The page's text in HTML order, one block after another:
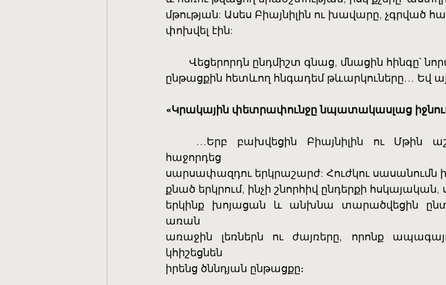
մթության: Ասես Բիայնիլին ու խավարը, չգրված
փոխվել էին:
Վեցերորդն ընդմիշտ գնաց, մնացին հինգը՝
ընթացքին հետևող հնգադեմ թևարկուները… Եվ
«Կրակային փետրափունջը նպատակասլաց
հաջորդեց
սարսափազդու երկրաշարժ: Հուժկու սասանումն
քնած երկրում, ինչի շնորհիվ ընդերքի
երկինք խոյացան և անխնա տարածվեցին
առան
առաջին լեռներն ու ժայռերը, որոնք
կհիշեցնեն
իրենց ծննդյան ընթացքը։